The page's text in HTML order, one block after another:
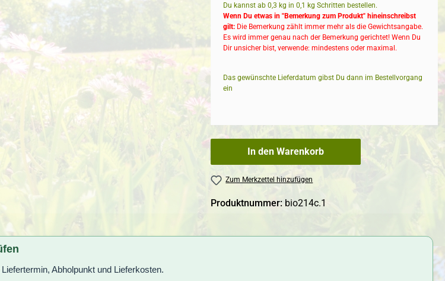
Du kannst ab 0,3 kg in0,1 kg Schritten bestellen.
Wenn Du etwas in "Bemerkung zum Produkt" hineinschreibst
gilt: Die Bemerkung zählt immer mehr als die Gewichtsangabe.
Es wird immer genau nach der Bemerkung gerichtet! Wenn Du
Dir unsicher bist, verwende: mindestens oder maximal.
Das gewünschte Lieferdatum gibst Du dann im Bestellvorgang
ein
In den Warenkorb
Zum Merkzettel hinzufügen
Produktnummer: bio214c.1
Abholpunkt und Lieferkosten.